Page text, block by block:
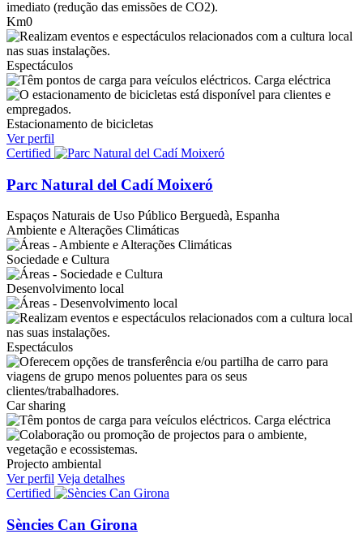
Km0
Espectáculos
Carga eléctrica
Estacionamento de bicicletas
Ver perfil
Certified
Parc Natural del Cadí Moixeró
Espaços Naturais de Uso Público Berguedà, Espanha
Ambiente e Alterações Climáticas
Sociedade e Cultura
Desenvolvimento local
Espectáculos
Car sharing
Carga eléctrica
Projecto ambiental
Ver perfil Veja detalhes
Certified
Sències Can Girona